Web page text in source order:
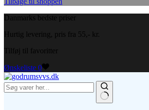
Danmarks bedste priser
Hurtig levering, pris fra 55,- kr.
Tilføj til favoritter
Ønskeliste 0